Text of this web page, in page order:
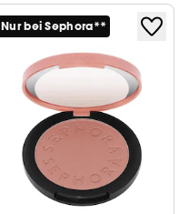
Nur bei Sephora**